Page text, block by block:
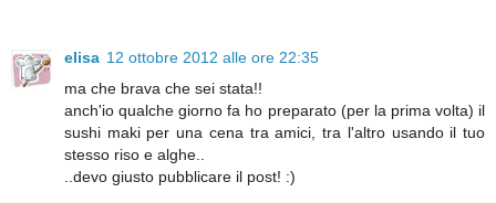
elisa 12 ottobre 2012 alle ore 22:35
ma che brava che sei stata!!
anch'io qualche giorno fa ho preparato (per la prima volta) il
sushi maki per una cena tra amici, tra l'altro usando il tuo
stesso riso e alghe..
..devo giusto pubblicare il post! :)